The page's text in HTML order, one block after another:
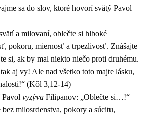
sa do slov, ktoré hovorí svätý Pavol
a milovaní, oblečte si hlboké
pokoru, miernosť a trpezlivosť. Znášajte
si, ak by mal niekto niečo proti druhému.
aj vy! Ale nad všetko toto majte lásku,
(Kôl 3,12-14)
Pavol vyzýva Filipanov: „Oblečte si…!“
milosrdenstva, pokory a súcitu,